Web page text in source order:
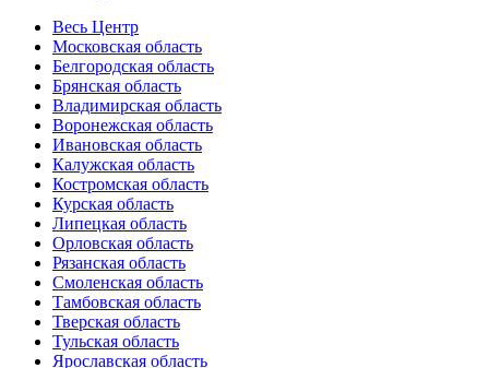
Весь Центр
Московская область
Белгородская область
Брянская область
Владимирская область
Воронежская область
Ивановская область
Калужская область
Костромская область
Курская область
Липецкая область
Орловская область
Рязанская область
Смоленская область
Тамбовская область
Тверская область
Тульская область
Ярославская область